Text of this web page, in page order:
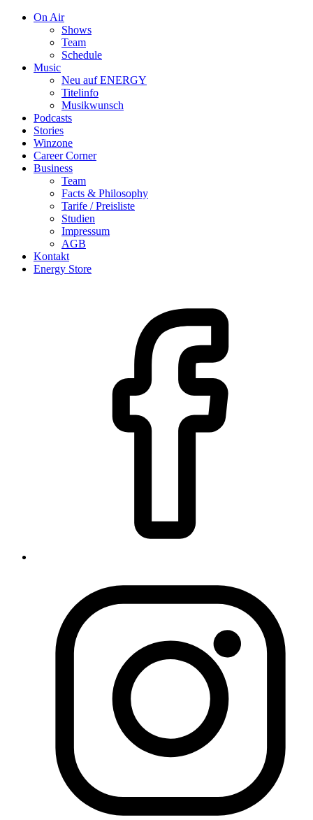
On Air
Shows
Team
Schedule
Music
Neu auf ENERGY
Titelinfo
Musikwunsch
Podcasts
Stories
Winzone
Career Corner
Business
Team
Facts & Philosophy
Tarife / Preisliste
Studien
Impressum
AGB
Kontakt
Energy Store